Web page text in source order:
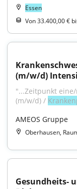
Essen
Von 33.400,00 €
(m/w/d)
"...Zeitpunkt
(m/w/d) /
AMEOS Gruppe
Oberhausen,
Gesundheits-